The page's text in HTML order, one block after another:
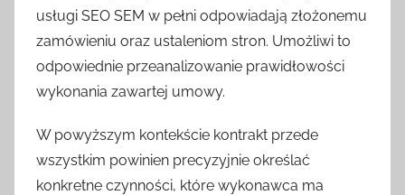
usługi SEO SEM w pełni odpowiadają złożonemu
zamówieniu oraz ustaleniom stron. Umożliwi to
odpowiednie przeanalizowanie prawidłowości
wykonania zawartej umowy.
W powyższym kontekście kontrakt przede
wszystkim powinien precyzyjnie określać
konkretne czynności, które wykonawca ma